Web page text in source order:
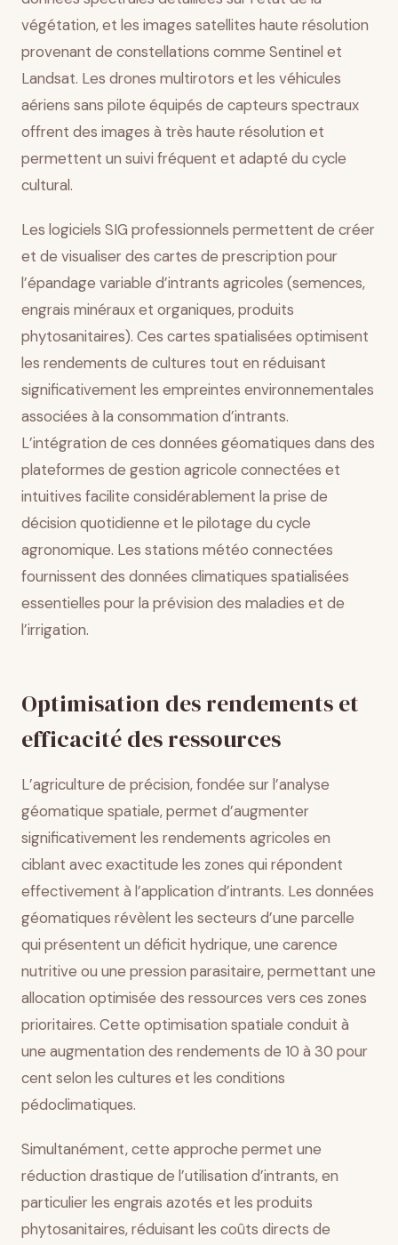
végétation, et les images satellites haute résolution
provenant de constellations comme Sentinel et
Landsat. Les drones multirotors et les véhicules
aériens sans pilote équipés de capteurs spectraux
offrent des images à très haute résolution et
permettent un suivi fréquent et adapté du cycle
cultural.
Les logiciels SIG professionnels permettent de créer
et de visualiser des cartes de prescription pour
l’épandage variable d’intrants agricoles (semences,
engrais minéraux et organiques, produits
phytosanitaires). Ces cartes spatialisées optimisent
les rendements de cultures tout en réduisant
significativement les empreintes environnementales
associées à la consommation d’intrants.
L’intégration de ces données géomatiques dans des
plateformes de gestion agricole connectées et
intuitives facilite considérablement la prise de
décision quotidienne et le pilotage du cycle
agronomique. Les stations météo connectées
fournissent des données climatiques spatialisées
essentielles pour la prévision des maladies et de
l’irrigation.
Optimisation des rendements et
efficacité des ressources
L’agriculture de précision, fondée sur l’analyse
géomatique spatiale, permet d’augmenter
significativement les rendements agricoles en
ciblant avec exactitude les zones qui répondent
effectivement à l’application d’intrants. Les données
géomatiques révèlent les secteurs d’une parcelle
qui présentent un déficit hydrique, une carence
nutritive ou une pression parasitaire, permettant une
allocation optimisée des ressources vers ces zones
prioritaires. Cette optimisation spatiale conduit à
une augmentation des rendements de 10 à 30 pour
cent selon les cultures et les conditions
pédoclimatiques.
Simultanément, cette approche permet une
réduction drastique de l’utilisation d’intrants, en
particulier les engrais azotés et les produits
phytosanitaires, réduisant les coûts directs de